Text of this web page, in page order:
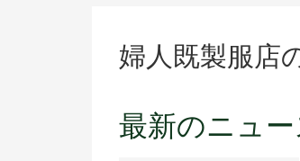
婦人既製服店
最新のニュー